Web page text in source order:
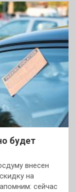
будет
внесен
на
сейчас